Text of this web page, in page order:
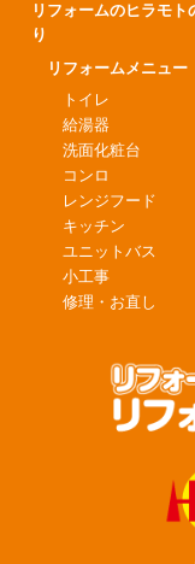
リフォームのヒラモト
り
リフォームメニュー
トイレ
給湯器
洗面化粧台
コンロ
レンジフード
キッチン
ユニットバス
小工事
修理・お直し